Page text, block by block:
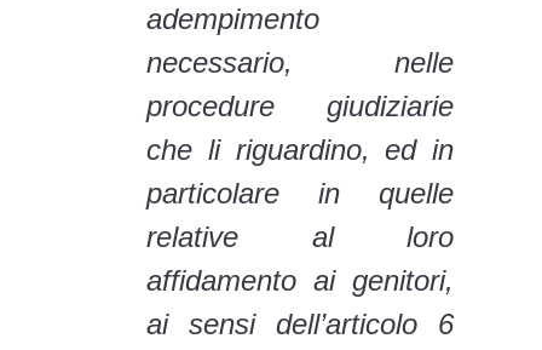
adempimento
necessario, nelle
procedure giudiziarie
che li riguardino, ed in
particolare in quelle
relative al loro
affidamento ai genitori,
ai sensi dell’articolo 6